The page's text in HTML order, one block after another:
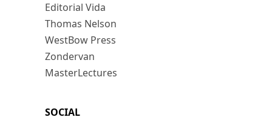
Editorial Vida
Thomas Nelson
WestBow Press
Zondervan
MasterLectures
SOCIAL